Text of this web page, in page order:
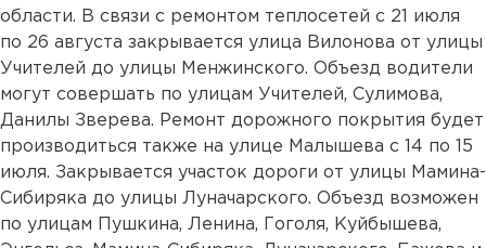
области. В связи с ремонтом теплосетей с 21 июля
по 26 августа закрывается улица Вилонова от улицы
Учителей до улицы Менжинского. Объезд водители
могут совершать по улицам Учителей, Сулимова,
Данилы Зверева. Ремонт дорожного покрытия будет
производиться также на улице Малышева с 14 по 15
июля. Закрывается участок дороги от улицы Мамина-
Сибиряка до улицы Луначарского. Объезд возможен
по улицам Пушкина, Ленина, Гоголя, Куйбышева,